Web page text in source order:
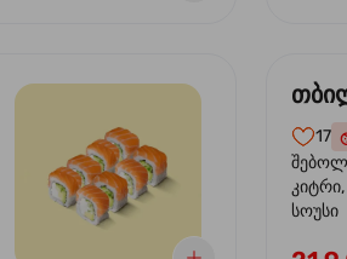
17
კიტრი,
სოუსი